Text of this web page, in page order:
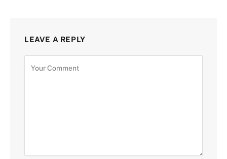
LEAVE A REPLY